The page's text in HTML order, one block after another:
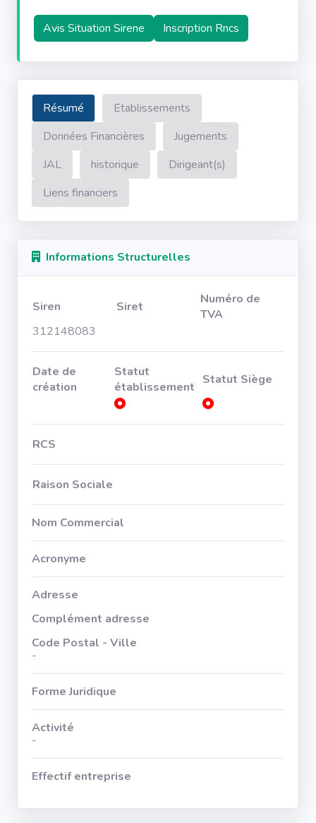
Avis Situation Sirene Inscription Rncs
Résumé
Etablissements
Données Financières
Jugements
JAL
historique
Dirigeant(s)
Liens financiers
Informations Structurelles
Siren Siret
Numéro de
TVA
312148083
Date de
création
Statut
établissement Statut Siège
RCS
Raison Sociale
Nom Commercial
Acronyme
Adresse
Complément adresse
Code Postal - Ville
-
Forme Juridique
Activité
-
Effectif entreprise